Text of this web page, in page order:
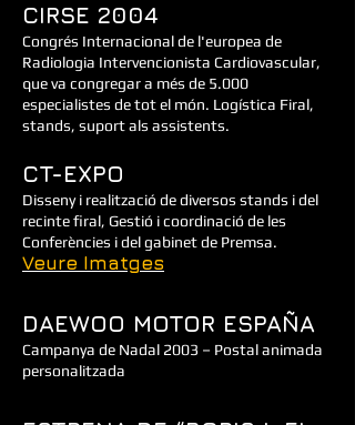
CIRSE 2004
Congrés Internacional de l'europea de
Radiologia Intervencionista Cardiovascular,
que va congregar a més de 5.000
especialistes de tot el món. Logística Firal,
stands, suport als assistents.
CT-EXPO
Disseny i realització de diversos stands i del
recinte firal, Gestió i coordinació de les
Conferències i del gabinet de Premsa.
Veure Imatges
DAEWOO MOTOR ESPAÑA
Campanya de Nadal 2003 – Postal animada
personalitzada